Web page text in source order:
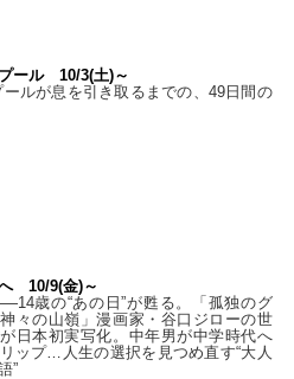
ール 10/3(土)～
ールが息を引き取るまでの、49日間の
10/9(金)～
歳の“あの日”が甦る。「孤独のグ
々の山嶺」漫画家・谷口ジローの世
日本初実写化。中年男が中学時代へ
ップ…人生の選択を見つめ直す“大人
”